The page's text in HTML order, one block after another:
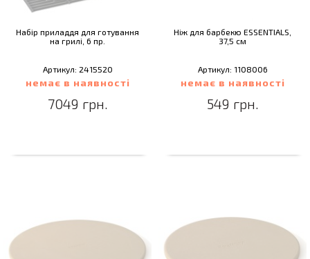
Набір приладдя для готування
на грилі, 6 пр.
Артикул: 2415520
немає в наявності
7049 грн.
Ніж для барбекю ESSENTIALS,
37,5 см
Артикул: 1108006
немає в наявності
549 грн.